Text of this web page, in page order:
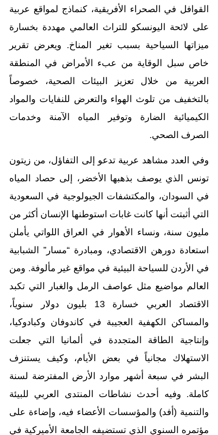
القوافل في الصحراء الأفريقية، كنماذج لمواقع عربية
على لائحة اليونسكو للتراث العالمي مهددة بخسارة
ميزاتها السياحية بسبب تغير المناخ. ويعرض تقرير
خاص سبل الوقاية من عبء الأمراض في المنطقة
العربية من خلال تعزيز البيئات الصحية، خصوصاً
بالتخفيف من تلوث الهواء والتعرض للنفايات والمواد
الكيميائية الضارة وتوفير المياه الآمنة وخدمات
الصرف الصحي.
وفي العدد مشاهد عربية تدعو إلى التفاؤل، من زيتون
تونس الذي يوصف بذهبها الأخضر، إلى حصاد المياه
في السودان، والمكتشفات الجيولوجية في السعودية
التي أثبتت أنها كانت غابات استوطنها الإنسان أكثر من
مليون سنة، ونساء الأهوار في العراق اللواتي يأملن
استعادة دورهن الاقتصادي، ومبادرة “مسار” الشبابية
في الأردن للسياحة البيئية في مواقع غير مألوفة. ومن
العالم مواضيع مثل عواصف الرمل والغبار التي تكبد
الاقتصاد العربي خسارة 13 بليون دولار سنوياً،
والمساكن الكهفية العجيبة في كاندوفان وكبادوكيا،
وإنتاجية الطاقة المتجددة في ألمانيا التي جعلت
الاستهلاك مجانياً في بعض الأيام، وكيف يستنزف
البشر في سبعة أشهر موارد الأرض المفترضة لسنة
كاملة. وفيه أحدث نشاطات المنتدى العربي للبيئة
والتنمية (أفد) والمؤسسات الأعضاء فيه، وإضاءة على
مؤتمره السنوي الذي تستضيفه الجامعة الأميركية في